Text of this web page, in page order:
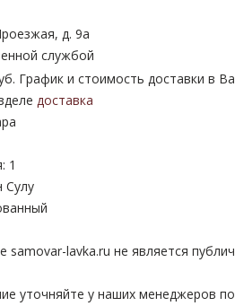
д. 9а
службой
График и стоимость доставки в
доставка
1
Сулу
samovar-lavka.ru не является
уточняйте у наших менеджеров по